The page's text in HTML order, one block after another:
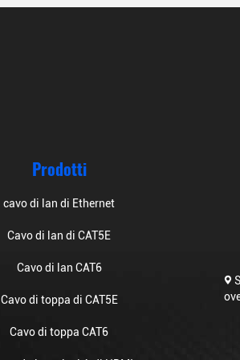
Prodotti
cavo di lan di Ethernet
Cavo di lan di CAT5E
Cavo di lan CAT6
Cavo di toppa di CAT5E
Cavo di toppa CAT6